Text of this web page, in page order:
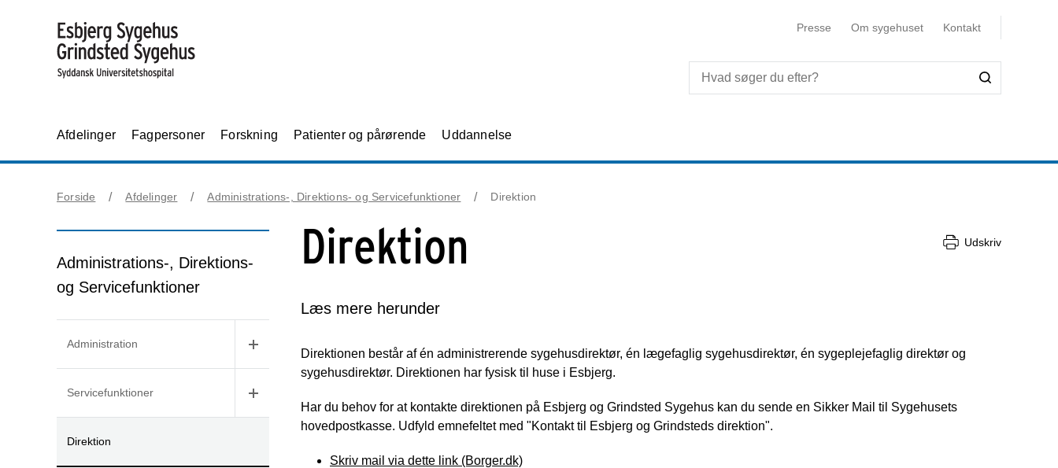
Presse Om sygehuset Kontakt
Afdelinger Fagpersoner Forskning Patienter og pårørende Uddannelse
Forside Afdelinger Administrations-, Direktions- og Servicefunktioner Direktion
Administrations-, Direktions-
og Servicefunktioner
Administration
Servicefunktioner
Direktion
Direktion Udskriv
Læs mere herunder
Direktionen består af én administrerende sygehusdirektør, én lægefaglig sygehusdirektør, én sygeplejefaglig direktør og
sygehusdirektør. Direktionen har fysisk til huse i Esbjerg.
Har du behov for at kontakte direktionen på Esbjerg og Grindsted Sygehus kan du sende en Sikker Mail til Sygehusets
hovedpostkasse. Udfyld emnefeltet med "Kontakt til Esbjerg og Grindsteds direktion".
Skriv mail via dette link (Borger.dk)